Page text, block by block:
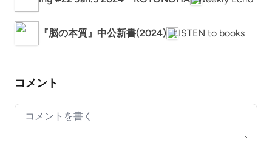
『脳の本質』中公新書(2024) LISTEN to books
コメント
Your comment